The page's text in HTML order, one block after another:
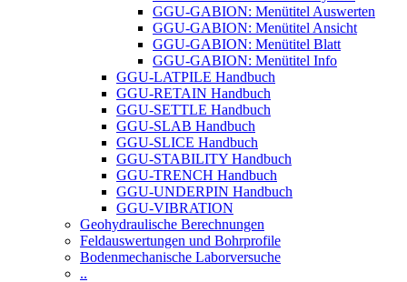
GGU-GABION: Menütitel Auswerten
GGU-GABION: Menütitel Ansicht
GGU-GABION: Menütitel Blatt
GGU-GABION: Menütitel Info
GGU-LATPILE Handbuch
GGU-RETAIN Handbuch
GGU-SETTLE Handbuch
GGU-SLAB Handbuch
GGU-SLICE Handbuch
GGU-STABILITY Handbuch
GGU-TRENCH Handbuch
GGU-UNDERPIN Handbuch
GGU-VIBRATION
Geohydraulische Berechnungen
Feldauswertungen und Bohrprofile
Bodenmechanische Laborversuche
..